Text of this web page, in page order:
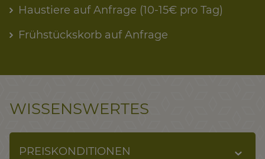
Haustiere auf Anfrage (10-15€ pro Tag)
Frühstückskorb auf Anfrage
WISSENSWERTES
PREISKONDITIONEN